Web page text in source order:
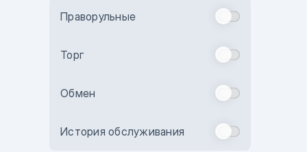
Бежевый
Комбинированный
Праворульные
Торг
Обмен
История обслуживания